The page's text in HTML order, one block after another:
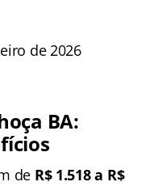
de 2026
BA:
de R$ 1.518 a R$